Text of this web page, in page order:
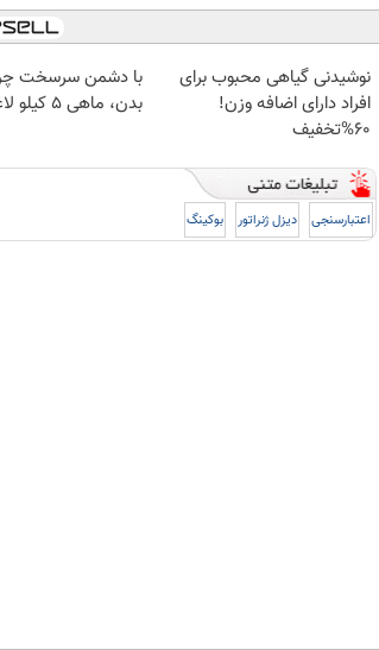
نوشیدنی گیاهی محبوب برای
افراد دارای اضافه وزن!
60%تخفیف
با دشمن سرسخت
بدن، ماهی 5 کیلو لاغر شو
اعتبارسنجی دیزل ژنراتور بوکینگ